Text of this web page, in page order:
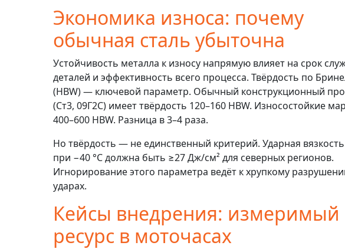
Экономика износа: почему
обычная сталь убыточна
Устойчивость металла к износу напрямую влияет на срок
деталей и эффективность всего процесса. Твёрдость по
(HBW) — ключевой параметр. Обычный конструкционный
(Ст3, 09Г2С) имеет твёрдость 120–160 HBW. Износостойкие
400–600 HBW. Разница в 3–4 раза.
Но твёрдость — не единственный критерий. Ударная вязкость
при −40 °C должна быть ≥27 Дж/см² для северных регионов.
Игнорирование этого параметра ведёт к хрупкому
ударах.
Кейсы внедрения: измеримый
ресурс в моточасах